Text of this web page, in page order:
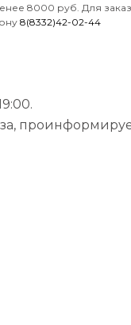
8000 руб. Для
8(8332)42-02-44